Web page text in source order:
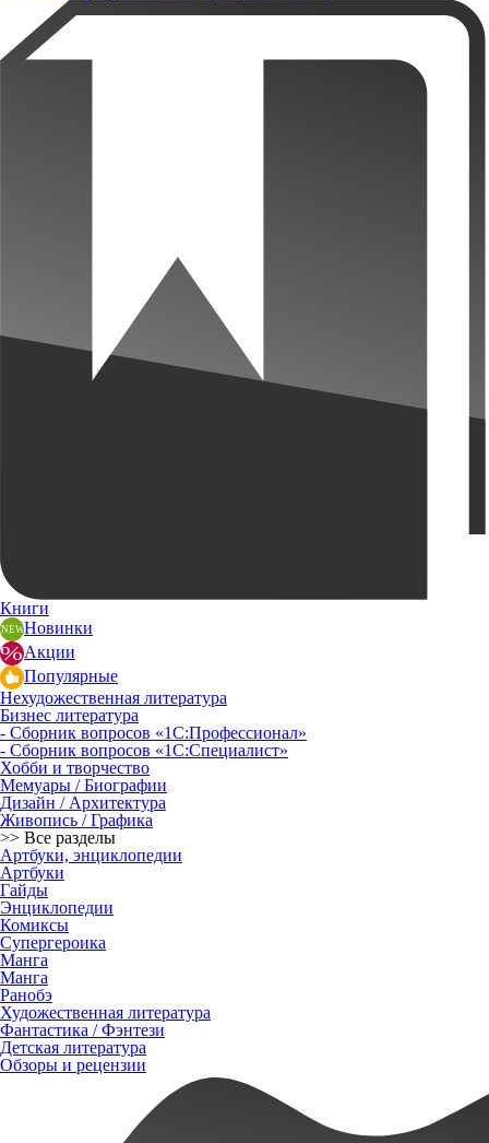
Книги
Новинки
Акции
Популярные
Нехудожественная литература
Бизнес литература
- Сборник вопросов «1С:Профессионал»
- Сборник вопросов «1С:Специалист»
Хобби и творчество
Мемуары / Биографии
Дизайн / Архитектура
Живопись / Графика
>> Все разделы
Артбуки, энциклопедии
Артбуки
Гайды
Энциклопедии
Комиксы
Супергероика
Манга
Манга
Ранобэ
Художественная литература
Фантастика / Фэнтези
Детская литература
Обзоры и рецензии